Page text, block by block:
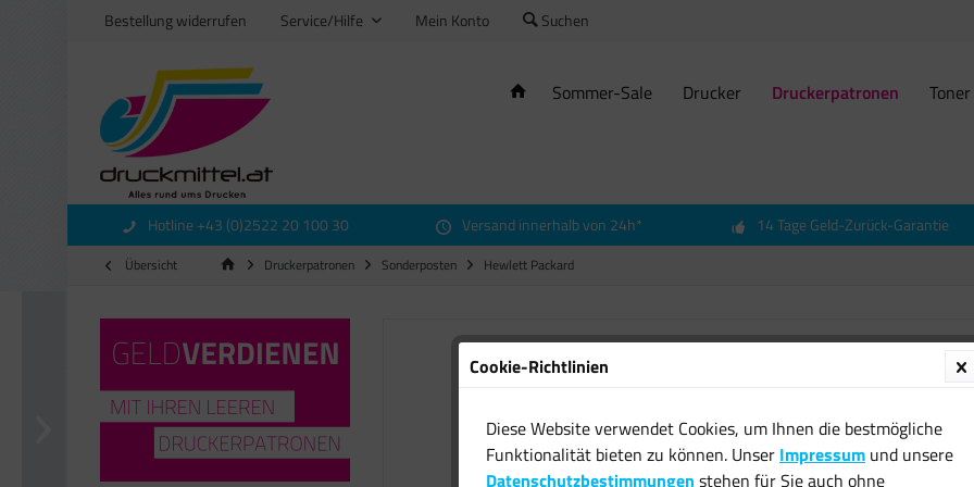
Bestellung widerrufen Service/Hilfe Mein Konto Suchen
Sommer-Sale Drucker Druckerpatronen Toner
Hotline +43 (0)2522 20 100 30 Versand innerhalb von 24h* 14 Tage Geld-Zurück-Garantie
Übersicht Druckerpatronen Sonderposten Hewlett Packard
9650
Cookie-Richtlinien
Diese Website verwendet Cookies, um Ihnen die bestmögliche
Funktionalität bieten zu können. Unser Impressum und unsere
Datenschutzbestimmungen stehen für Sie auch ohne